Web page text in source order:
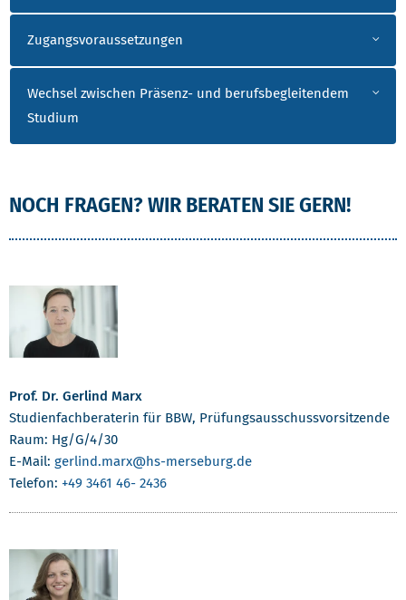
Zugangsvoraussetzungen
Wechsel zwischen Präsenz- und berufsbegleitendem
Studium
NOCH FRAGEN? WIR BERATEN SIE GERN!
Prof. Dr. Gerlind Marx
Studienfachberaterin für BBW, Prüfungsausschussvorsitzende
Raum: Hg/G/4/30
E-Mail: gerlind.marx@hs-merseburg.de
Telefon: +49 3461 46- 2436